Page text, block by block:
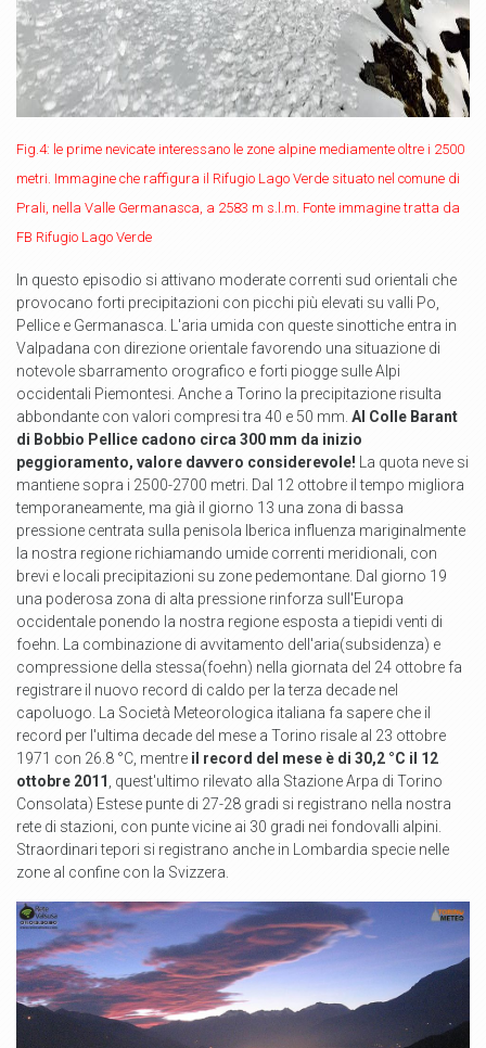
Fig.4: le prime nevicate interessano le zone alpine mediamente oltre i 2500
metri. Immagine che raffigura il Rifugio Lago Verde situato nel comune di
Prali, nella Valle Germanasca, a 2583 m s.l.m. Fonte immagine tratta da
FB Rifugio Lago Verde
In questo episodio si attivano moderate correnti sud orientali che
provocano forti precipitazioni con picchi più elevati su valli Po,
Pellice e Germanasca. L'aria umida con queste sinottiche entra in
Valpadana con direzione orientale favorendo una situazione di
notevole sbarramento orografico e forti piogge sulle Alpi
occidentali Piemontesi. Anche a Torino la precipitazione risulta
abbondante con valori compresi tra 40 e 50 mm. Al Colle Barant
di Bobbio Pellice cadono circa 300 mm da inizio
peggioramento, valore davvero considerevole! La quota neve si
mantiene sopra i 2500-2700 metri. Dal 12 ottobre il tempo migliora
temporaneamente, ma già il giorno 13 una zona di bassa
pressione centrata sulla penisola Iberica influenza mariginalmente
la nostra regione richiamando umide correnti meridionali, con
brevi e locali precipitazioni su zone pedemontane. Dal giorno 19
una poderosa zona di alta pressione rinforza sull'Europa
occidentale ponendo la nostra regione esposta a tiepidi venti di
foehn.
La combinazione di avvitamento dell'aria(subsidenza) e
compressione della stessa(foehn) nella giornata del 24 ottobre fa
registrare il nuovo record di caldo per la terza decade nel
capoluogo.
La Società Meteorologica italiana fa sapere che il
record per l'ultima decade del mese a Torino risale al 23 ottobre
1971 con 26.8 °C, mentre il record del mese è di 30,2 °C il 12
ottobre 2011
, quest'ultimo rilevato alla Stazione Arpa di Torino
Consolata) Estese punte di 27-28 gradi si registrano nella nostra
rete di stazioni, con punte vicine ai 30 gradi nei fondovalli alpini.
Straordinari tepori si registrano anche in Lombardia specie nelle
zone al confine con la Svizzera.